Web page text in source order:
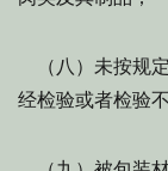
（八）未按规
经检验或者检验